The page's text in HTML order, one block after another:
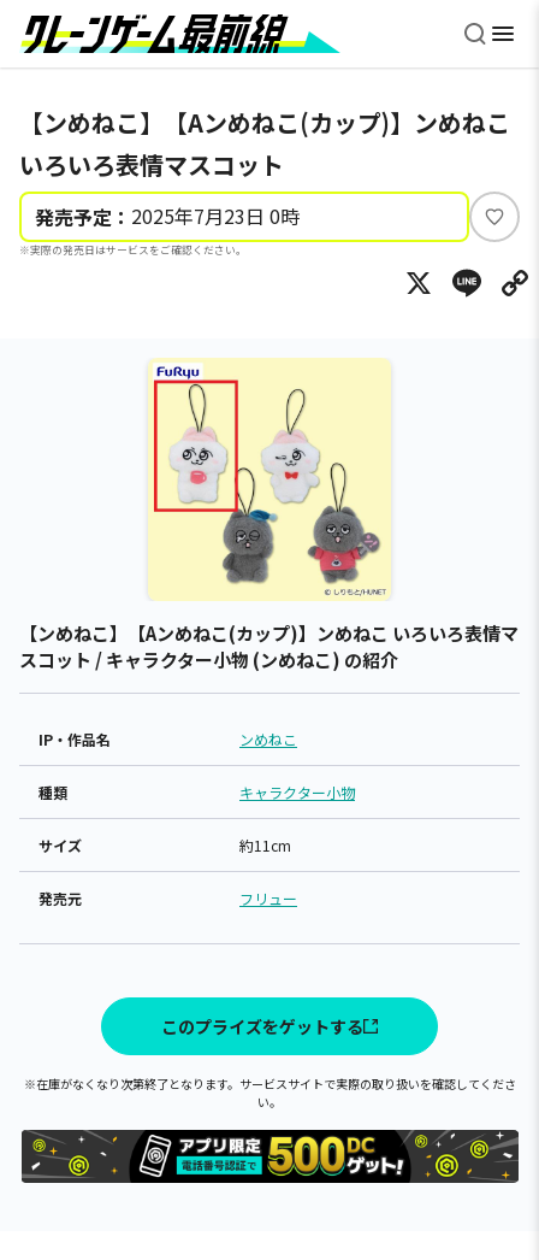
【ンめねこ】【Aンめねこ(カップ)】ンめねこ
いろいろ表情マスコット
発売予定： 2025年7月23日 0時
※実際の発売日はサービスをご確認ください。
い
ね
X
【ンめねこ】【Aンめねこ(カップ)】ンめねこ いろいろ表情マ
スコット / キャラクター小物 (ンめねこ) の紹介
IP・作品名 ンめねこ
種類 キャラクター小物
サイズ 約11cm
発売元 フリュー
このプライズをゲットする
※在庫がなくなり次第終了となります。サービスサイトで実際の取り扱いを確認してくださ
い。